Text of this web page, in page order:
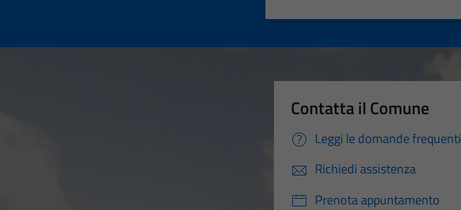
Contatta il Comune
Leggi le domande frequenti
Richiedi assistenza
Prenota appuntamento